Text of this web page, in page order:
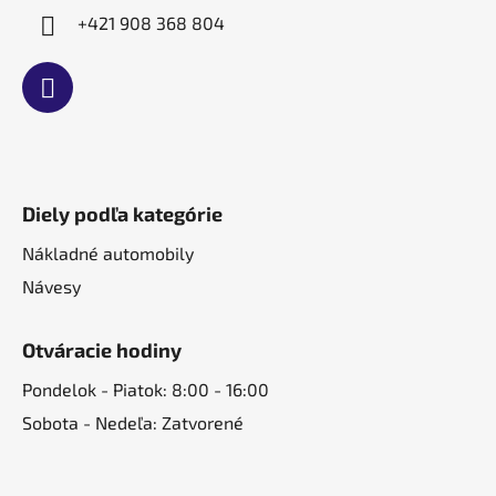
+421 908 368 804
Diely podľa kategórie
Nákladné automobily
Návesy
Otváracie hodiny
Pondelok - Piatok: 8:00 - 16:00
Sobota - Nedeľa: Zatvorené